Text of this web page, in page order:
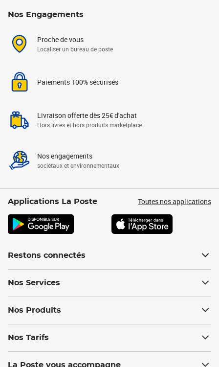
Nos Engagements
Proche de vous
Localiser un bureau de poste
Paiements 100% sécurisés
Livraison offerte dès 25€ d'achat
Hors livres et hors produits marketplace
Nos engagements
sociétaux et environnementaux
Applications La Poste Toutes nos applications
Restons connectés
Nos Services
Nos Produits
Nos Tarifs
La Poste vous accompagne